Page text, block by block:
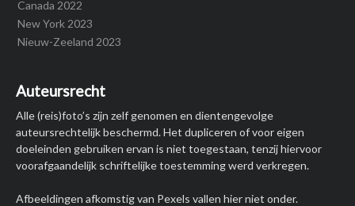
Canada 2022
New York 2023
Nieuw-Zeeland 2023
Auteursrecht
Alle (reis)foto’s zijn zelf genomen en dientengevolge
auteursrechtelijk beschermd. Het dupliceren of voor eigen
doeleinden gebruiken ervan is niet toegestaan, tenzij hiervoor
voorafgaandelijk schriftelijke toestemming werd verkregen.
Afbeeldingen afkomstig van Pexels vallen hier niet onder.